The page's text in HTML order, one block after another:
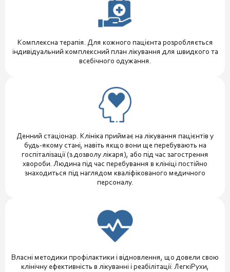
Комплексна терапія. Для кожного пацієнта розробляється
індивідуальний комплексний план лікування для швидкого та
всебічного одужання.
Денний стаціонар. Клініка приймає на лікування пацієнтів у
будь-якому стані, навіть якщо вони ще перебувають на
госпіталізації (з дозволу лікаря), або під час загострення
хвороби. Людина під час перебування в клініці постійно
знаходиться під наглядом кваліфікованого медичного
персоналу.
Власні методики профілактики і відновлення, що довели свою
клінічну ефективність в лікуванні і реабілітації: ЛегкіРухи,